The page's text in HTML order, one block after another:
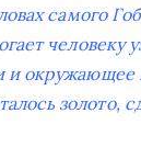
самого
человеку
и окружающее
золото,